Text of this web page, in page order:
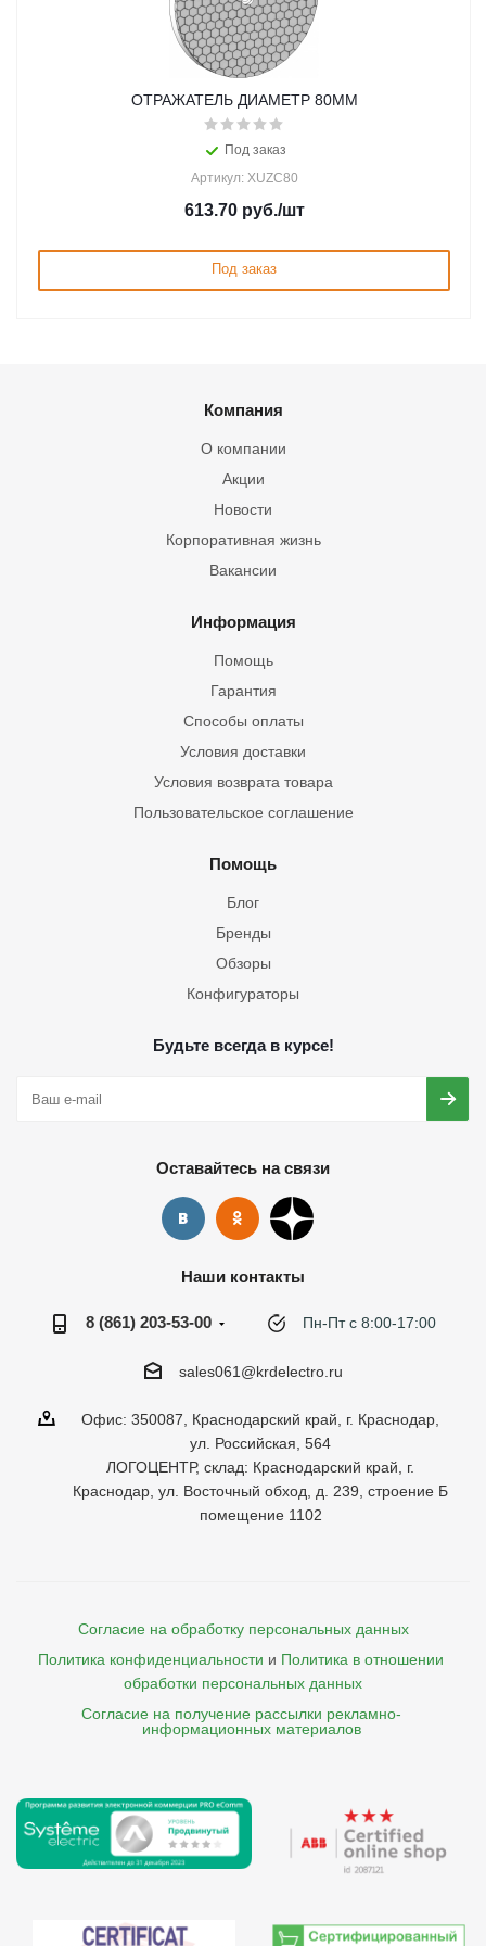
ОТРАЖАТЕЛЬ ДИАМЕТР 80ММ
Под заказ
Артикул: XUZC80
613.70руб./шт
Под заказ
Компания
О компании
Акции
Новости
Корпоративная жизнь
Вакансии
Информация
Помощь
Гарантия
Способы оплаты
Условия доставки
Условия возврата товара
Пользовательское соглашение
Помощь
Блог
Бренды
Обзоры
Конфигураторы
Будьте всегда в курсе!
Оставайтесь на связи
Наши контакты
8 (861) 203-53-00 Пн-Пт с 8:00-17:00
sales061@krdelectro.ru
Офис: 350087, Краснодарский край, г. Краснодар,
ул. Российская, 564
ЛОГОЦЕНТР, склад: Краснодарский край, г.
Краснодар, ул. Восточный обход, д. 239, строение Б
помещение 1102
Согласие на обработку персональных данных
Политика конфиденциальности и Политика в отношении
обработки персональных данных
Согласие на получение рассылки рекламно-
    информационных материалов